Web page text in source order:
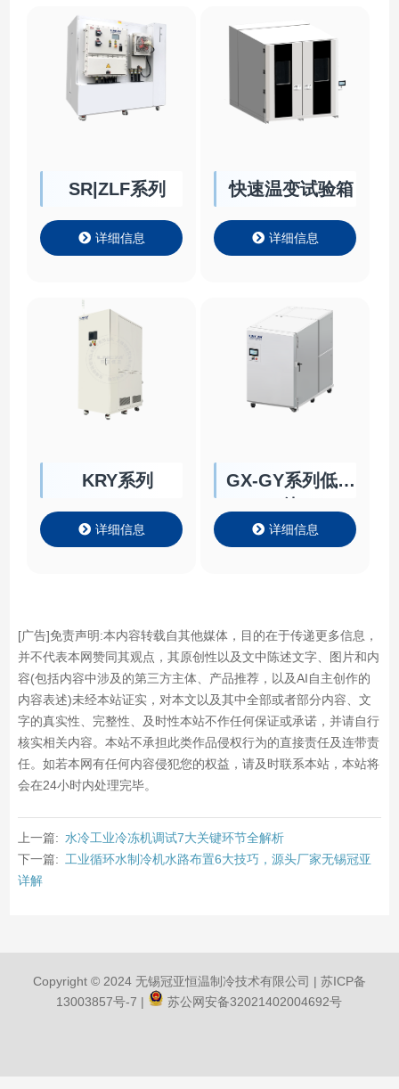
SR|ZLF系列
详细信息
快速温变试验箱
详细信息
KRY系列
详细信息
GX-GY系列低温
详细信息
[广告]免责声明:本内容转载自其他媒体，目的在于传递更多信息，
并不代表本网赞同其观点，其原创性以及文中陈述文字、图片和内
容(包括内容中涉及的第三方主体、产品推荐，以及AI自主创作的
内容表述)未经本站证实，对本文以及其中全部或者部分内容、文
字的真实性、完整性、及时性本站不作任何保证或承诺，并请自行
核实相关内容。本站不承担此类作品侵权行为的直接责任及连带责
任。如若本网有任何内容侵犯您的权益，请及时联系本站，本站将
会在24小时内处理完毕。
上一篇: 水冷工业冷冻机调试7大关键环节全解析
下一篇: 工业循环水制冷机水路布置6大技巧，源头厂家无锡冠亚
详解
Copyright © 2024 无锡冠亚恒温制冷技术有限公司 | 苏ICP备
13003857号-7 | 苏公网安备32021402004692号